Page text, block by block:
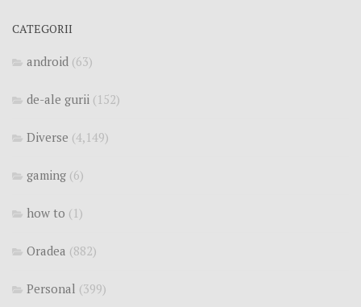
CATEGORII
android (63)
de-ale gurii (152)
Diverse (4,149)
gaming (6)
how to (1)
Oradea (882)
Personal (399)